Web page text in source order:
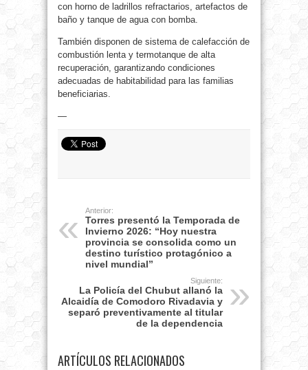
con horno de ladrillos refractarios, artefactos de
baño y tanque de agua con bomba.
También disponen de sistema de calefacción de
combustión lenta y termotanque de alta
recuperación, garantizando condiciones
adecuadas de habitabilidad para las familias
beneficiarias.
—
Anterior:
Torres presentó la Temporada de
Invierno 2026: “Hoy nuestra
provincia se consolida como un
destino turístico protagónico a
nivel mundial”
Siguiente:
La Policía del Chubut allanó la
Alcaidía de Comodoro Rivadavia y
separó preventivamente al titular
de la dependencia
ARTÍCULOS RELACIONADOS